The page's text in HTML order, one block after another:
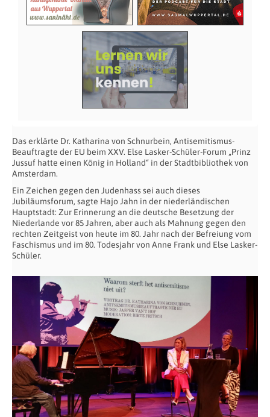
Das erklärte Dr. Katharina von Schnurbein, Antisemitismus-
Beauftragte der EU beim XXV. Else Lasker-Schüler-Forum „Prinz
Jussuf hatte einen König in Holland“ in der Stadtbibliothek von
Amsterdam.
Ein Zeichen gegen den Judenhass sei auch dieses
Jubiläumsforum, sagte Hajo Jahn in der niederländischen
Hauptstadt: Zur Erinnerung an die deutsche Besetzung der
Niederlande vor 85 Jahren, aber auch als Mahnung gegen den
rechten Zeitgeist von heute im 80. Jahr nach der Befreiung vom
Faschismus und im 80. Todesjahr von Anne Frank und Else Lasker-
Schüler.